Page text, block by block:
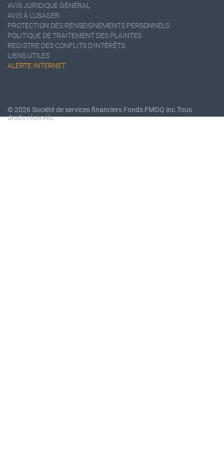
AVIS JURIDIQUE GÉNÉRAL
AVIS À L'USAGER
PROTECTION DES RENSEIGNEMENTS PERSONNELS
POLITIQUE DE TRAITEMENT DES PLAINTES
REGISTRE DES CONFLITS D'INTÉRÊTS
LIENS UTILES
ALERTE INTERNET
© 2026 Société de services financiers Fonds FMOQ inc.Tous
droits réservés.